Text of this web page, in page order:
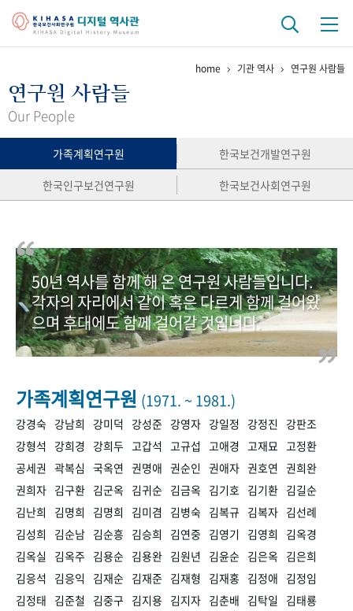
걸어온 길 기관 변천사
연구 역사
정책과 연구 키워드로 보는 연구 역사
연구자들
간행물 변천사
기록물 아카이브
사진 아카이브 문서 기록물 행정박물 영상 기록물
50+1주년 기념
+1
VR 역사관
home 기관 역사 연구원 사람들
연구원 사람들
Our People
가족계획연구원
한국보건개발연구원
한국인구보건연구원
한국보건사회연구원
50년 역사를 함께 해 온 연구원 사람들입니다.
각자의 자리에서 같이 혹은 다르게 함께 걸어왔
으며 후대에도 함께 걸어갈 것입니다.
가족계획연구원 (1971. ~ 1981.)
강경숙 강남희 강미덕 강성준 강영자 강일정 강정진
강판조
강형석
강희경 강희두 고갑석 고규섭 고애경 고재묘 고정환
공세권 곽복심 국옥연 권명애 권순인 권애자 권호연 권희완
권희자 김구환 김군옥 김귀순 김금옥 김기호 김기환 김길순
김난희
김명희 김명희 김미겸 김병숙 김복규 김복자 김선례
김성희
김순남 김순흥 김승희 김연중 김영기 김영희
김옥경
김옥실
김옥주 김용순 김용완 김원년 김윤순 김은옥 김은희
김응석
김응익 김재순 김재준 김재형 김재홍 김정애 김정임
김정태 김준철 김중구 김지용 김지자 김춘배 김탁일
김태룡